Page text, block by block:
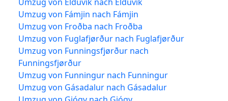
Umzug von Fámjin nach Fámjin
Umzug von Froðba nach Froðba
Umzug von Fuglafjørður nach Fuglafjørður
Umzug von Funningsfjørður nach
Funningsfjørður
Umzug von Funningur nach Funningur
Umzug von Gásadalur nach Gásadalur